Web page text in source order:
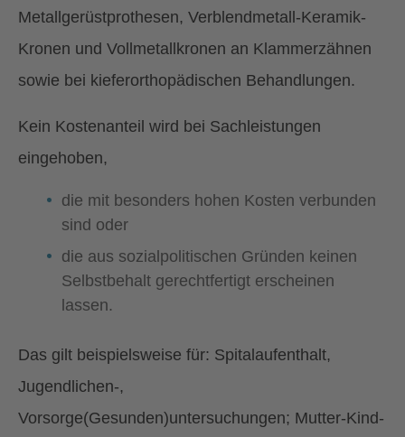
Metallgerüstprothesen, Verblendmetall-Keramik-
Kronen und Vollmetallkronen an Klammerzähnen
sowie bei kieferorthopädischen Behandlungen.
Kein Kostenanteil wird bei Sachleistungen
eingehoben,
die mit besonders hohen Kosten verbunden
sind oder
die aus sozialpolitischen Gründen keinen
Selbstbehalt gerechtfertigt erscheinen
lassen.
Das gilt beispielsweise für: Spitalaufenthalt,
Jugendlichen-,
Vorsorge(Gesunden)untersuchungen; Mutter-Kind-